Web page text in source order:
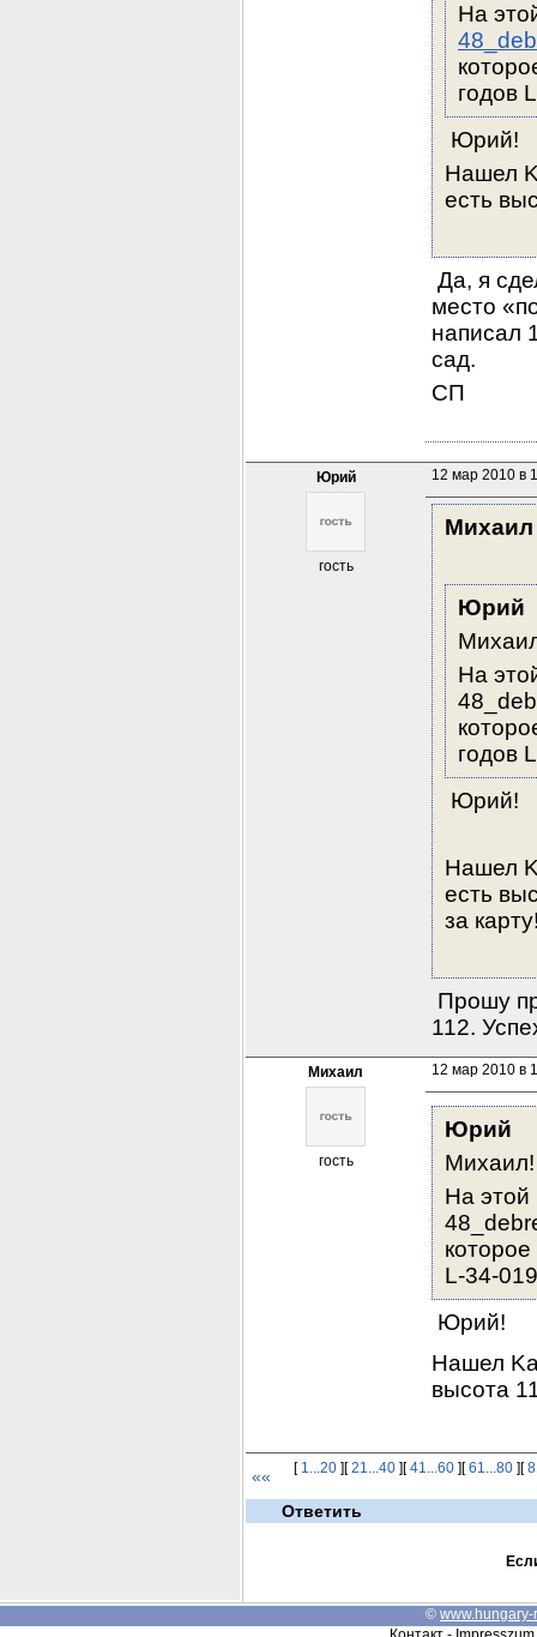
На
годов
Юрий!
Нашел
есть
Да, я
место
написал
сад.
СП
Юрий
гость
12 мар 2010 в
Михаил
Юрий
На
годов
Юрий!
Нашел
есть
за
Прошу
112.
Михаил
гость
12 мар 2010 в
Юрий
Михаил!
На этой
L-34-
Юрий!
Нашел
высота
«« [ 1...20 ][21...40 ][41...60 ][61...80 ][
Ответить
© www.hungary-